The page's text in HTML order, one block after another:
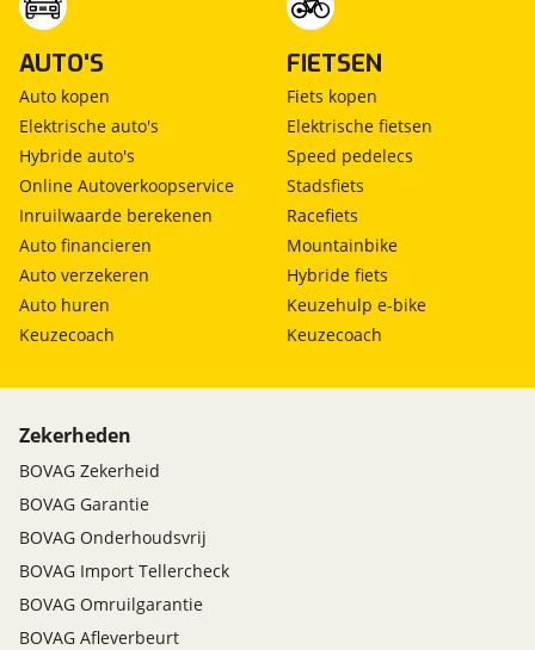
AUTO'S
Auto kopen
Elektrische auto's
Hybride auto's
Online Autoverkoopservice
Inruilwaarde berekenen
Auto financieren
Auto verzekeren
Auto huren
Keuzecoach
FIETSEN
Fiets kopen
Elektrische fietsen
Speed pedelecs
Stadsfiets
Racefiets
Mountainbike
Hybride fiets
Keuzehulp e-bike
Keuzecoach
Zekerheden
BOVAG Zekerheid
BOVAG Garantie
BOVAG Onderhoudsvrij
BOVAG Import Tellercheck
BOVAG Omruilgarantie
BOVAG Afleverbeurt